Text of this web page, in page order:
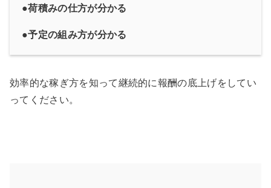
●荷積みの仕方が分かる
●予定の組み方が分かる
効率的な稼ぎ方を知って継続的に報酬の底上げをしてい
ってください。